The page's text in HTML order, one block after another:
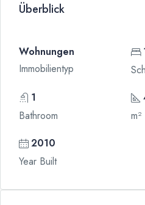
Überblick
Wohnungen
Immobilientyp
1
Bathroom
m²
2010
Year Built